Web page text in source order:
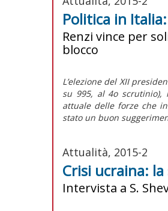
Politica in
Renzi vince per
blocco
L’elezione del XII
su 995, al 4o scrutinio),
attuale delle forze che
stato un buon
Attualità, 2015-2
Crisi ucraina:
Intervista a S.